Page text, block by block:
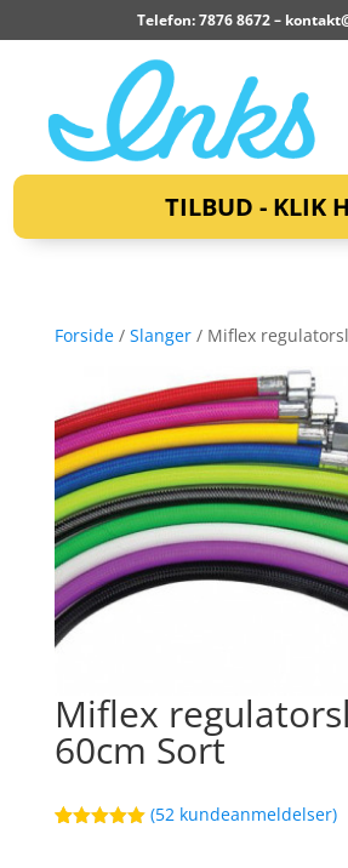
Telefon: 7876 8672 –
TILBUD - KLIK
Forside/ Slanger/ Miflex
Miflex
60cm Sort
(52 kundeanmeldelser)